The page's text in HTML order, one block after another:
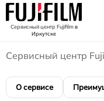
Сервисный центр Fujifilmв
Иркутске
Сервисный центр
О сервисе